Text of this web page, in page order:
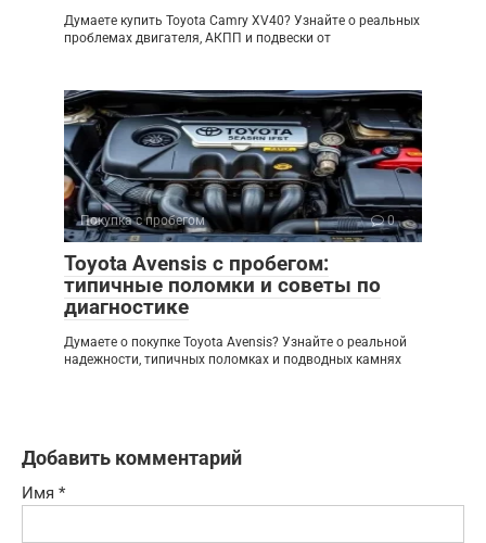
Думаете купить Toyota Camry XV40? Узнайте о реальных
проблемах двигателя, АКПП и подвески от
Покупка с пробегом 0
Toyota Avensis с пробегом:
типичные поломки и советы по
диагностике
Думаете о покупке Toyota Avensis? Узнайте о реальной
надежности, типичных поломках и подводных камнях
Добавить комментарий
Имя *